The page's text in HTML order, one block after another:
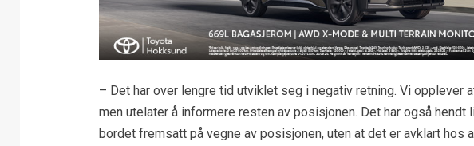
– Det har over lengre tid utviklet seg i negativ retning. Vi opplever
men utelater å informere resten av posisjonen. Det har også
bordet fremsatt på vegne av posisjonen, uten at det er avklart hos